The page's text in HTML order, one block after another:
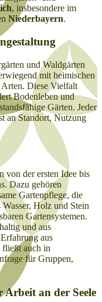
, insbesondere im
Niederbayern.
und Waldgärten
mit heimischen
Arten. Diese Vielfalt
Bodenleben und
Gärten. Jeder
an Standort, Nutzung
von der ersten Idee bis
Dazu gehören
Gartenpflege, die
Holz und Stein
Gartensystemen.
und aus
aus
fließt auch in
für Gruppen,
an der Seele